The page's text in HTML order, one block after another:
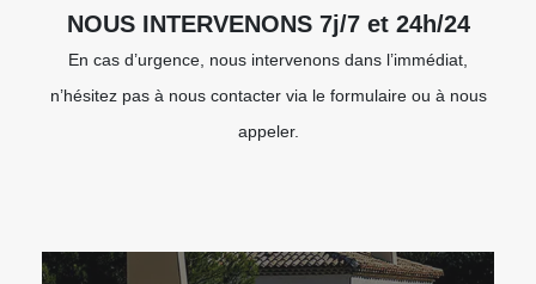
NOUS INTERVENONS 7j/7 et 24h/24
En cas d’urgence, nous intervenons dans l’immédiat,
n’hésitez pas à nous contacter via le formulaire ou à nous
appeler.